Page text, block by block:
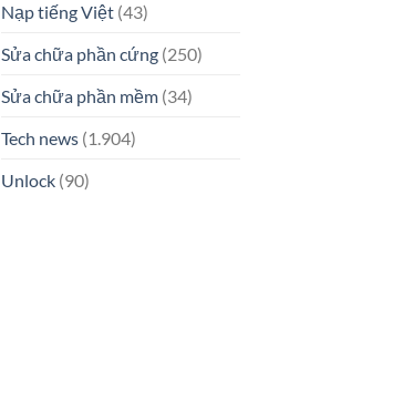
Nạp tiếng Việt(43)
Sửa chữa phần cứng(250)
Sửa chữa phần mềm(34)
Tech news(1.904)
Unlock(90)